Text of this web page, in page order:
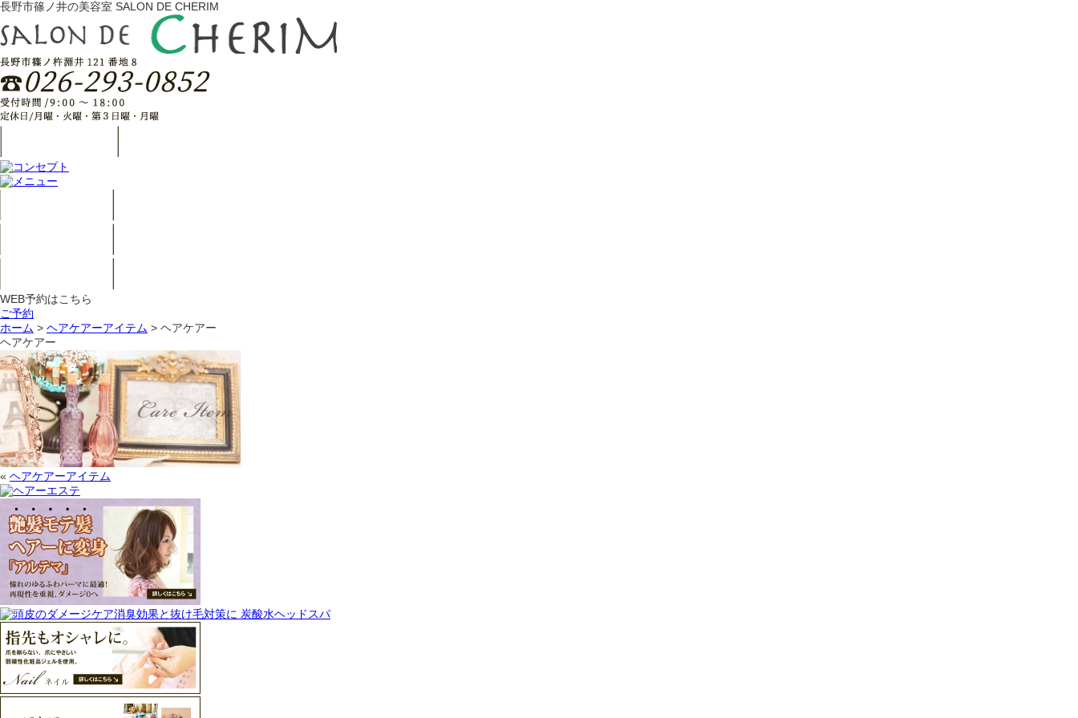
長野市篠ノ井の美容室 SALON DE CHERIM
WEB予約はこちら
ご予約
ホーム > ヘアケアーアイテム > ヘアケアー
ヘアケアー
« ヘアケアーアイテム